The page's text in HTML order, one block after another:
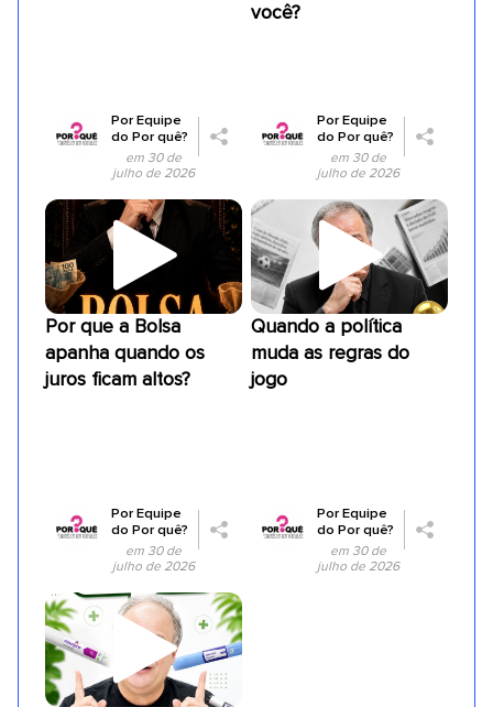
PorEquipe
do Por quê?
em 30 de
julho de 2026
você?
PorEquipe
do Por quê?
em 30 de
julho de 2026
Por que a Bolsa
apanha quando os
juros ficam altos?
PorEquipe
do Por quê?
em 30 de
julho de 2026
Quando a política
muda as regras do
jogo
PorEquipe
do Por quê?
em 30 de
julho de 2026